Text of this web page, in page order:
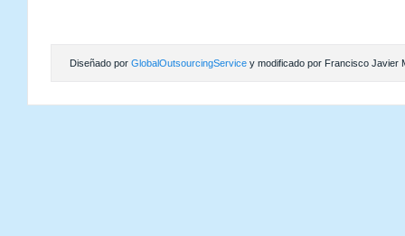
Diseñado por GlobalOutsourcingService y modificado por Francisco Javier